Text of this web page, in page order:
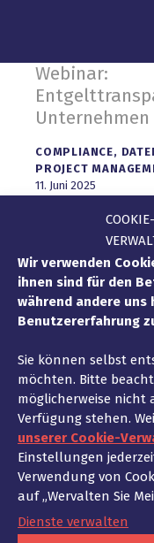
Wir verwenden
ihnen sind für den
während andere uns
Benutzererfahrung
Sie können selbst
möchten. Bitte
möglicherweise
Verfügung stehen.
unserer Cookie-
Einstellungen
Verwendung von
auf „Wervalten Sie
Dienste verwalten
Webinar:
COMPLIANCE,
PROJECT
11. Juni 2025
Kostenloses
Lucca. Pflichten
ab 2025 im
Neue
mobile Apps:
Risiken ab
DATENSCHUTZ,
24. September 2024
Die französische
veröffentlichte
erwarteten